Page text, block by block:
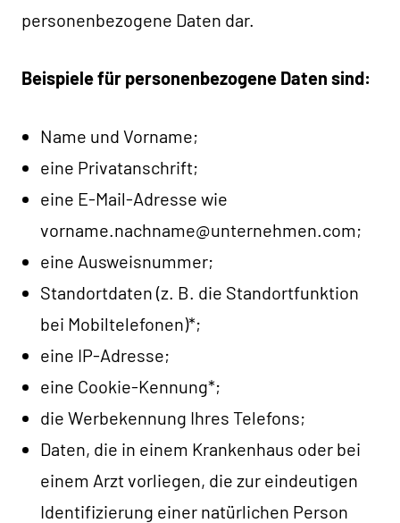
personenbezogene Daten dar.
Beispiele für personenbezogene Daten sind:
Name und Vorname;
eine Privatanschrift;
eine E-Mail-Adresse wie
vorname.nachname@unternehmen.com;
eine Ausweisnummer;
Standortdaten (z. B. die Standortfunktion
bei Mobiltelefonen)*;
eine IP-Adresse;
eine Cookie-Kennung*;
die Werbekennung Ihres Telefons;
Daten, die in einem Krankenhaus oder bei
einem Arzt vorliegen, die zur eindeutigen
Identifizierung einer natürlichen Person